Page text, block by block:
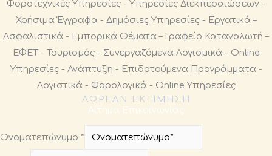
ΔΩΡΕΆΝ ΕΚΤΊΜΗΣΗ
Αίτημα Επικοινωνίας
Ονοματεπώνυμο *